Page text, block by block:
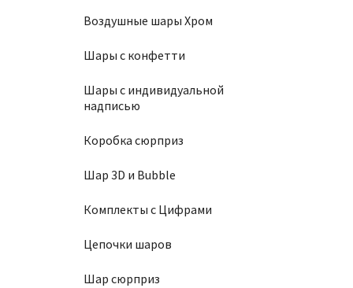
Воздушные шары Хром
Шары с конфетти
Шары с индивидуальной
надписью
Коробка сюрприз
Шар 3D и Bubble
Комплекты с Цифрами
Цепочки шаров
Шар сюрприз